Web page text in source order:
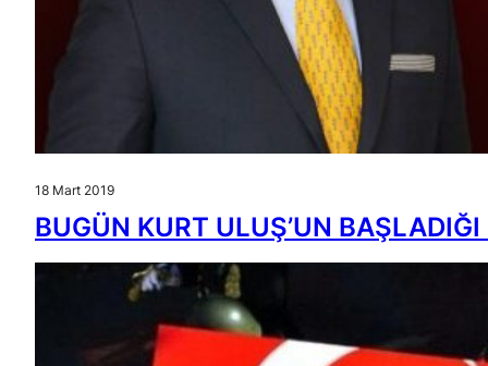
18 Mart 2019
BUGÜN KURT ULUŞ’UN